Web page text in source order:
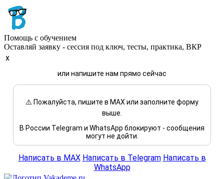
Помощь с обучением
Оставляй заявку - сессия под ключ, тесты, практика, ВКР
x
или напишите нам прямо сейчас
⚠️ Пожалуйста, пишите в MAX или заполните форму
выше.
В России Telegram и WhatsApp блокируют - сообщения
могут не дойти.
Написать в MAX Написать в Telegram Написать в
WhatsApp